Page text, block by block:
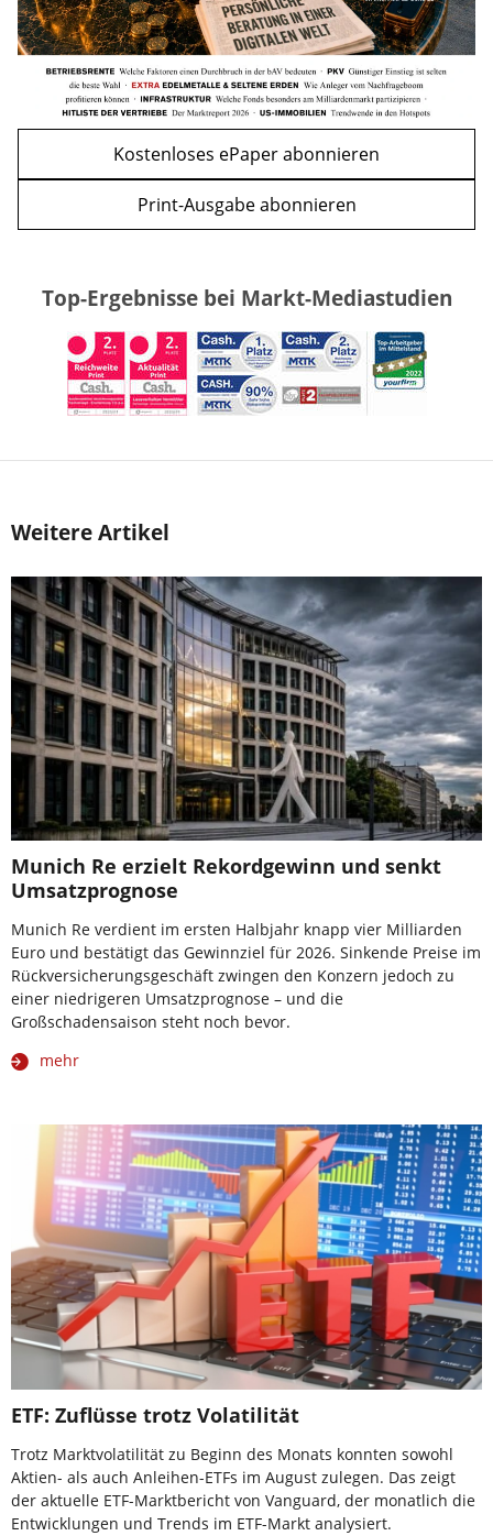
Kostenloses ePaper abonnieren
Print-Ausgabe abonnieren
Top-Ergebnisse bei Markt-Mediastudien
Weitere Artikel
Munich Re erzielt Rekordgewinn und senkt
Umsatzprognose
Munich Re verdient im ersten Halbjahr knapp vier Milliarden
Euro und bestätigt das Gewinnziel für 2026. Sinkende Preise im
Rückversicherungsgeschäft zwingen den Konzern jedoch zu
einer niedrigeren Umsatzprognose – und die
Großschadensaison steht noch bevor.
mehr
ETF: Zuflüsse trotz Volatilität
Trotz Marktvolatilität zu Beginn des Monats konnten sowohl
Aktien- als auch Anleihen-ETFs im August zulegen. Das zeigt
der aktuelle ETF-Marktbericht von Vanguard, der monatlich die
Entwicklungen und Trends im ETF-Markt analysiert.